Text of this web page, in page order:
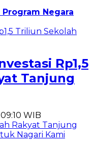
Negara
Rp1,5
Tanjung
WIB